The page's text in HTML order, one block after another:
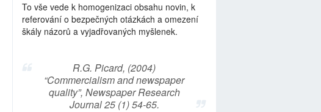
To vše vede k homogenizaci obsahu novin, k
referování o bezpečných otázkách a omezení
škály názorů a vyjadřovaných myšlenek.
R.G. Picard, (2004)
“Commercialism and newspaper
quality”, Newspaper Research
Journal 25 (1) 54-65.